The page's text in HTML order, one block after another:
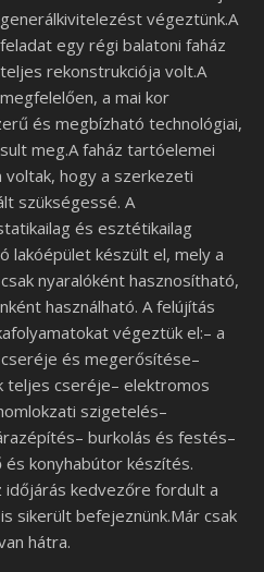
generálkivitelezést végeztünk.A
feladat egy régi balatoni faház
teljes rekonstrukciója volt.A
a mai kor
és megbízható technológiai,
meg.A faház tartóelemei
voltak, hogy a szerkezeti
szükségessé. A
és esztétikailag
lakóépület készült el, mely a
nyaralóként hasznosítható,
használható. A felújítás
végeztük el:– a
és megerősítése–
cseréje– elektromos
szigetelés–
burkolás és festés–
és konyhabútor készítés.
időjárás kedvezőre fordult a
sikerült befejeznünk.Már csak
hátra.